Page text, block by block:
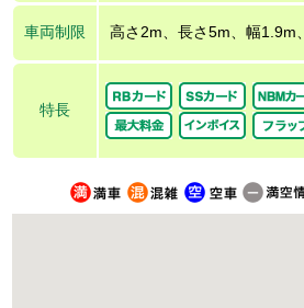
車両制限 高さ2m、長さ5m、幅1.9m
特長